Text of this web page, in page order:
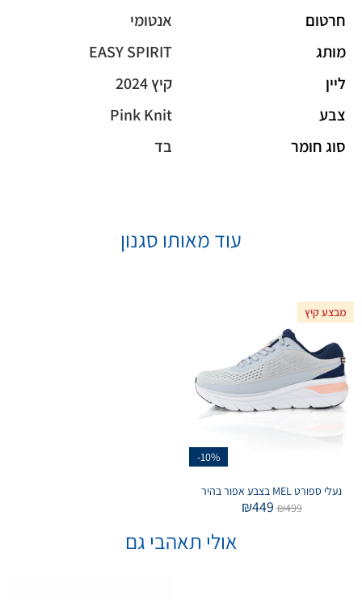
חרטום
אנטומי
מותג
EASY SPIRIT
ליין
קיץ 2024
צבע
Pink Knit
סוג חומר
בד
עוד מאותו סגנון
מבצע קיץ
-10%
נעלי ספורט MEL בצבע אפור בהיר
₪499
₪449
אולי תאהבי גם